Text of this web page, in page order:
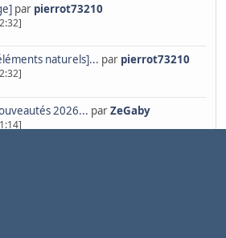
par pierrot73210
naturels]... par pierrot73210
2026... parZeGaby